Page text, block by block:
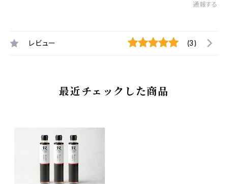
通報する
レビュー (3)
最近チェックした商品